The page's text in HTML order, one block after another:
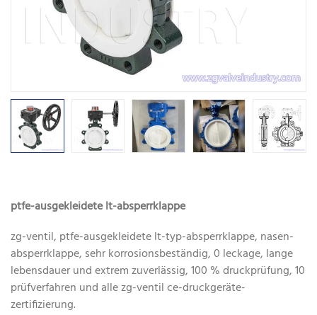
ptfe-ausgekleidete lt-absperrklappe
zg-ventil, ptfe-ausgekleidete lt-typ-absperrklappe, nasen-
absperrklappe, sehr korrosionsbeständig, 0 leckage, lange
lebensdauer und extrem zuverlässig, 100 % druckprüfung, 10
prüfverfahren und alle zg-ventil ce-druckgeräte-
zertifizierung.